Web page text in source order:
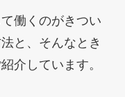
働くのがきつい
と、そんなとき
介しています。